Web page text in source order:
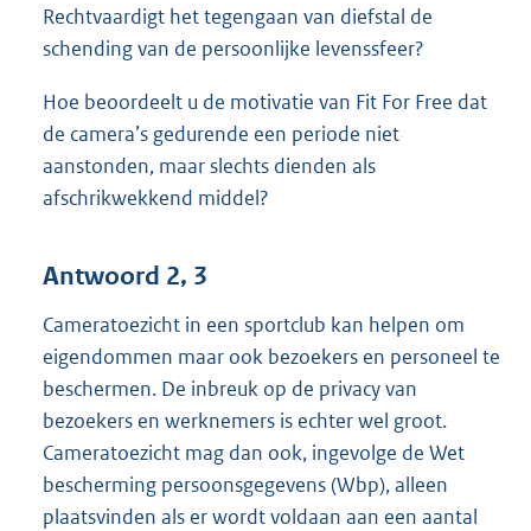
Rechtvaardigt het tegengaan van diefstal de
schending van de persoonlijke levenssfeer?
Hoe beoordeelt u de motivatie van Fit For Free dat
de camera’s gedurende een periode niet
aanstonden, maar slechts dienden als
afschrikwekkend middel?
Antwoord 2, 3
Cameratoezicht in een sportclub kan helpen om
eigendommen maar ook bezoekers en personeel te
beschermen. De inbreuk op de privacy van
bezoekers en werknemers is echter wel groot.
Cameratoezicht mag dan ook, ingevolge de Wet
bescherming persoonsgegevens (Wbp), alleen
plaatsvinden als er wordt voldaan aan een aantal